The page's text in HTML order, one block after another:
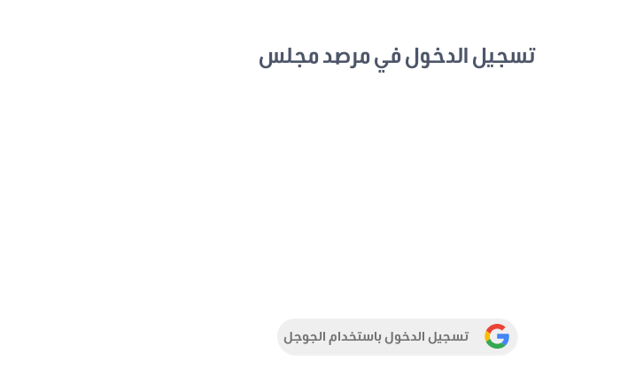
تسجيل الدخول في مرصد مجلس
تسجيل الدخول باستخدام الجوجل